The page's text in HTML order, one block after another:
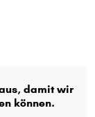
damit wir
können.